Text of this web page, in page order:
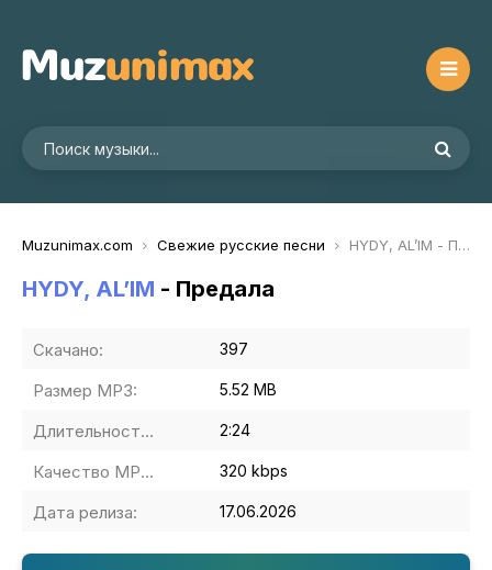
Muzunimax.com Свежие русские песни HYDY, AL’IM - Предала
HYDY, AL’IM - Предала
Скачано: 397
Размер MP3: 5.52 MB
Длительность MP3: 2:24
Качество MP3: 320 kbps
Дата релиза: 17.06.2026